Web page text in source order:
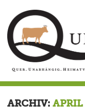
content
ARCHIV: APRIL